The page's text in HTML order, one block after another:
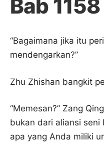
Bab 1158
“Bagaimana jika itu
mendengarkan?”
Zhu Zhishan bangkit
“Memesan?” Zang
bukan dari aliansi
apa yang Anda miliki